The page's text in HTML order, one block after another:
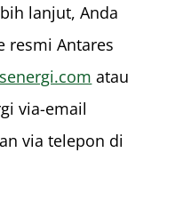
lanjut, Anda
resmi Antares
atau
via-email
via telepon di